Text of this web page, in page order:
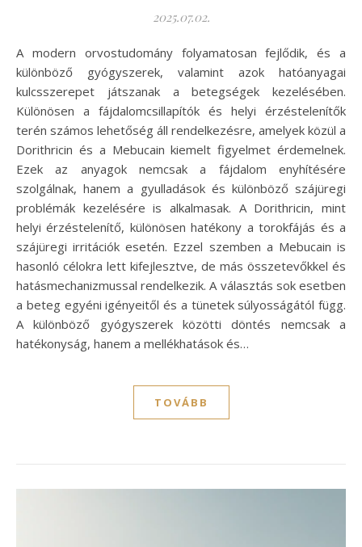
2025.07.02.
A modern orvostudomány folyamatosan fejlődik, és a
különböző gyógyszerek, valamint azok hatóanyagai
kulcsszerepet játszanak a betegségek kezelésében.
Különösen a fájdalomcsillapítók és helyi érzéstelenítők
terén számos lehetőség áll rendelkezésre, amelyek közül a
Dorithricin és a Mebucain kiemelt figyelmet érdemelnek.
Ezek az anyagok nemcsak a fájdalom enyhítésére
szolgálnak, hanem a gyulladások és különböző szájüregi
problémák kezelésére is alkalmasak. A Dorithricin, mint
helyi érzéstelenítő, különösen hatékony a torokfájás és a
szájüregi irritációk esetén. Ezzel szemben a Mebucain is
hasonló célokra lett kifejlesztve, de más összetevőkkel és
hatásmechanizmussal rendelkezik. A választás sok esetben
a beteg egyéni igényeitől és a tünetek súlyosságától függ.
A különböző gyógyszerek közötti döntés nemcsak a
hatékonyság, hanem a mellékhatások és…
TOVÁBB